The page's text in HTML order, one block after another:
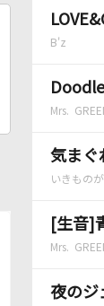
B'z
Doodle
Mrs.
気まぐ
いきもの
[生音]
Mrs.
夜のジ